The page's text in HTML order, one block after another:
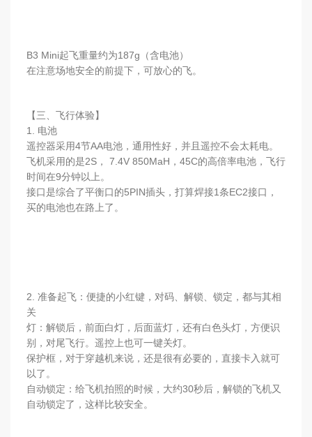
B3 Mini起飞重量约为187g（含电池）
在注意场地安全的前提下，可放心的飞。
【三、飞行体验】
1. 电池
遥控器采用4节AA电池，通用性好，并且遥控不会太耗电。
飞机采用的是2S， 7.4V 850MaH，45C的高倍率电池，飞行
时间在9分钟以上。
接口是综合了平衡口的5PIN插头，打算焊接1条EC2接口，
买的电池也在路上了。
2. 准备起飞：便捷的小红键，对码、解锁、锁定，都与其相
关
灯：解锁后，前面白灯，后面蓝灯，还有白色头灯，方便识
别，对尾飞行。遥控上也可一键关灯。
保护框，对于穿越机来说，还是很有必要的，直接卡入就可
以了。
自动锁定：给飞机拍照的时候，大约30秒后，解锁的飞机又
自动锁定了，这样比较安全。